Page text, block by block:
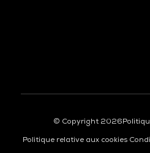
© Copyright 2026
Politique relative aux cookies